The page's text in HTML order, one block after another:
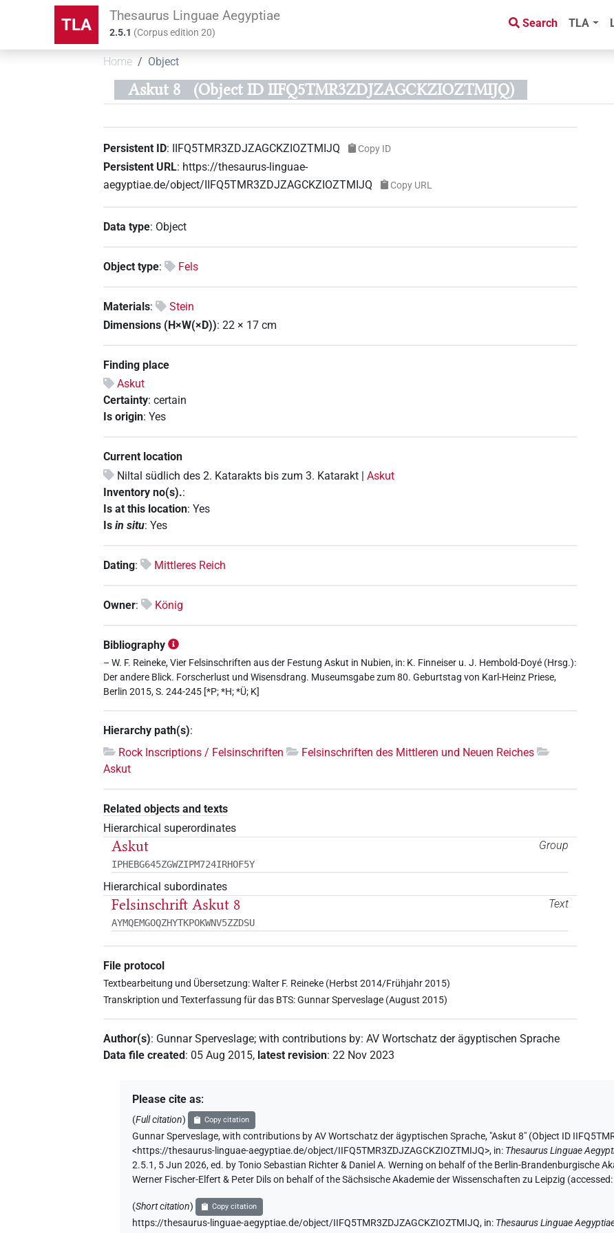
TLA Thesaurus Linguae Aegyptiae
2.5.1 (Corpus edition20)
Search TLA
Home Object
Askut 8 (Object ID IIFQ5TMR3ZDJZAGCKZIOZTMIJQ)
Persistent ID: IIFQ5TMR3ZDJZAGCKZIOZTMIJQ Copy ID
Persistent URL: https://thesaurus-linguae-
aegyptiae.de/object/IIFQ5TMR3ZDJZAGCKZIOZTMIJQ
Copy URL
Data type: Object
Object type: Fels
Materials:
Stein
Dimensions (H×W(×D)):22 × 17 cm
Finding place
Askut
Certainty:certain
Is origin:Yes
Current location
Niltal südlich des 2. Katarakts bis zum 3. Katarakt |Askut
Inventory no(s).:
Is at this location:Yes
Isin situ:Yes
Dating: Mittleres Reich
Owner: König
Bibliography
– W. F. Reineke, Vier Felsinschriften aus der Festung Askut in Nubien, in: K. Finneiser u. J. Hembold-Doyé (Hrsg.):
Der andere Blick. Forscherlust und Wisensdrang. Museumsgabe zum 80. Geburtstag von Karl-Heinz Priese,
Berlin 2015, S. 244-245 [*P; *H; *Ü; K]
Hierarchy path(s):
Rock Inscriptions / Felsinschriften
Felsinschriften des Mittleren und Neuen Reiches
Askut
Related objects and texts
Hierarchical superordinates
Group
Askut
IPHEBG645ZGWZIPM724IRHOF5Y
Hierarchical subordinates
Text
Felsinschrift Askut 8
AYMQEMGOQZHYTKPOKWNV5ZZDSU
File protocol
Textbearbeitung und Übersetzung: Walter F. Reineke (Herbst 2014/Frühjahr 2015)
Transkription und Texterfassung für das BTS: Gunnar Sperveslage (August 2015)
Author(s): Gunnar Sperveslage;with contributions by:AV Wortschatz der ägyptischen Sprache
Data file created : 05 Aug 2015, latest revision:22 Nov 2023
Please cite as:
(Full citation) Copy citation
Gunnar Sperveslage,with contributions by AV Wortschatz der ägyptischen Sprache, "Askut 8" (Object ID
<https://thesaurus-linguae-aegyptiae.de/object/IIFQ5TMR3ZDJZAGCKZIOZTMIJQ>, in: Thesaurus Linguae
2.5.1, 5 Jun 2026, ed. by Tonio Sebastian Richter & Daniel A. Werning on behalf of the Berlin-Brandenburgische
Werner Fischer-Elfert & Peter Dils on behalf of the Sächsische Akademie der Wissenschaften zu Leipzig
(Short citation) Copy citation
https://thesaurus-linguae-aegyptiae.de/object/IIFQ5TMR3ZDJZAGCKZIOZTMIJQ, in: Thesaurus Linguae